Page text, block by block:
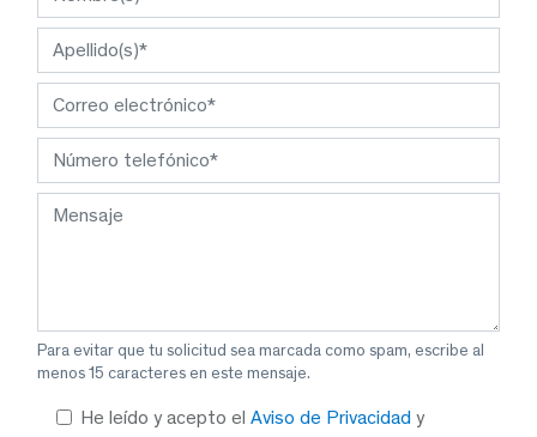
Para evitar que tu solicitud sea marcada como spam, escribe al
menos 15 caracteres en este mensaje.
He leído y acepto el Aviso de Privacidad y